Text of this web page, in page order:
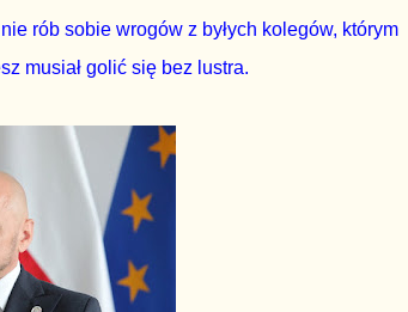
rób sobie wrogów z byłych kolegów, którym
musiał golić się bez lustra.